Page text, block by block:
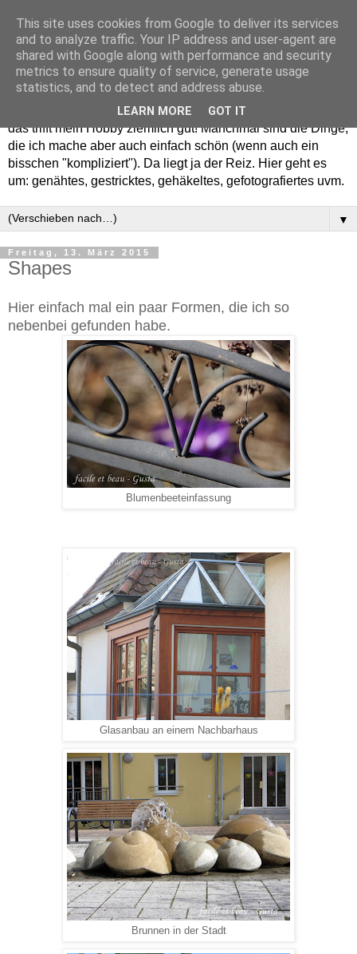
Willkommen in meinem "Wohnzimmer". Einfach und schön -
das trifft mein Hobby ziemlich gut! Manchmal sind die Dinge,
die ich mache aber auch einfach schön (wenn auch ein
bisschen "kompliziert"). Da liegt ja der Reiz. Hier geht es
um: genähtes, gestricktes, gehäkeltes, gefotografiertes uvm.
▼
Freitag, 13. März 2015
Shapes
Hier einfach mal ein paar Formen, die ich so
nebenbei gefunden habe.
Blumenbeeteinfassung
Glasanbau an einem Nachbarhaus
Brunnen in der Stadt
This site uses cookies from Google to deliver its services
and to analyze traffic. Your IP address and user-agent are
shared with Google along with performance and security
metrics to ensure quality of service, generate usage
statistics, and to detect and address abuse.
LEARN MORE GOT IT